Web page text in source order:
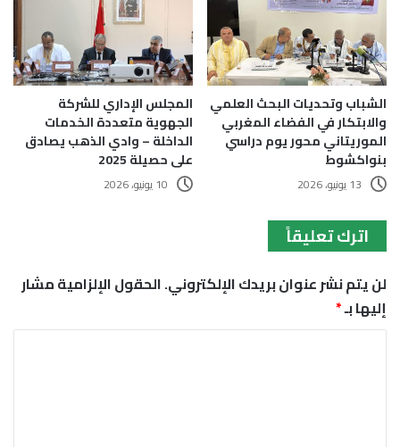
الشباب وتحديات البحث العلمي
والابتكار في الفضاء المغربي
الموريتاني محور يوم دراسي
بنواكشوط
13 يونيو، 2026
المجلس الإداري للشركة
الجهوية متعددة الخدمات
الداخلة – وادي الذهب يصادق
على حصيلة 2025
10 يونيو، 2026
اترك تعليقاً
لن يتم نشر عنوان بريدك الإلكتروني.الحقول الإلزامية مشار
إليها بـ*